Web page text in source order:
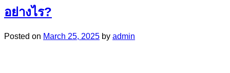
อย่างไร?
Posted on March 25, 2025 by admin